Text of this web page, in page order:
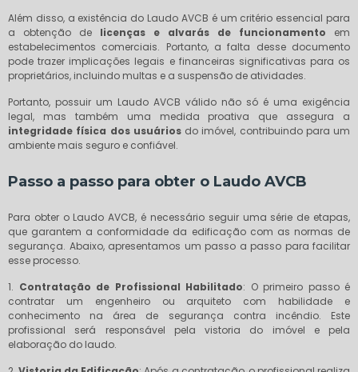
Além disso, a existência do Laudo AVCB é um critério essencial para
a obtenção de licenças e alvarás de funcionamento em
estabelecimentos comerciais. Portanto, a falta desse documento
pode trazer implicações legais e financeiras significativas para os
proprietários, incluindo multas e a suspensão de atividades.
Portanto, possuir um Laudo AVCB válido não só é uma exigência
legal, mas também uma medida proativa que assegura a
integridade física dos usuáriosdo imóvel, contribuindo para um
ambiente mais seguro e confiável.
Passo a passo para obter o Laudo AVCB
Para obter o Laudo AVCB, é necessário seguir uma série de etapas,
que garantem a conformidade da edificação com as normas de
segurança. Abaixo, apresentamos um passo a passo para facilitar
esse processo.
1. Contratação de Profissional Habilitado: O primeiro passo é
contratar um engenheiro ou arquiteto com habilidade e
conhecimento na área de segurança contra incêndio. Este
profissional será responsável pela vistoria do imóvel e pela
elaboração do laudo.